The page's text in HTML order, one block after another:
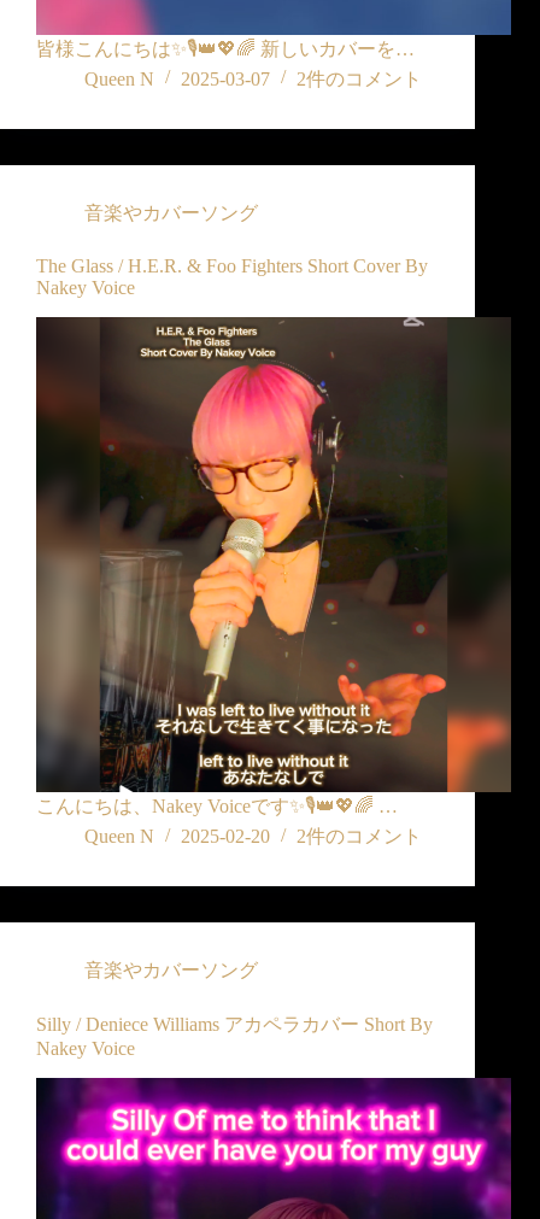
皆様こんにちは✨🎙️👑💖🌈 新しいカバーを…
Queen N
2025-03-07 2件のコメント
音楽やカバーソング
The Glass / H.E.R. & Foo Fighters Short Cover By
Nakey Voice
こんにちは、Nakey Voiceです✨🎙️👑💖🌈 …
Queen N
2025-02-20 2件のコメント
音楽やカバーソング
Silly / Deniece Williams アカペラカバー Short By
Nakey Voice